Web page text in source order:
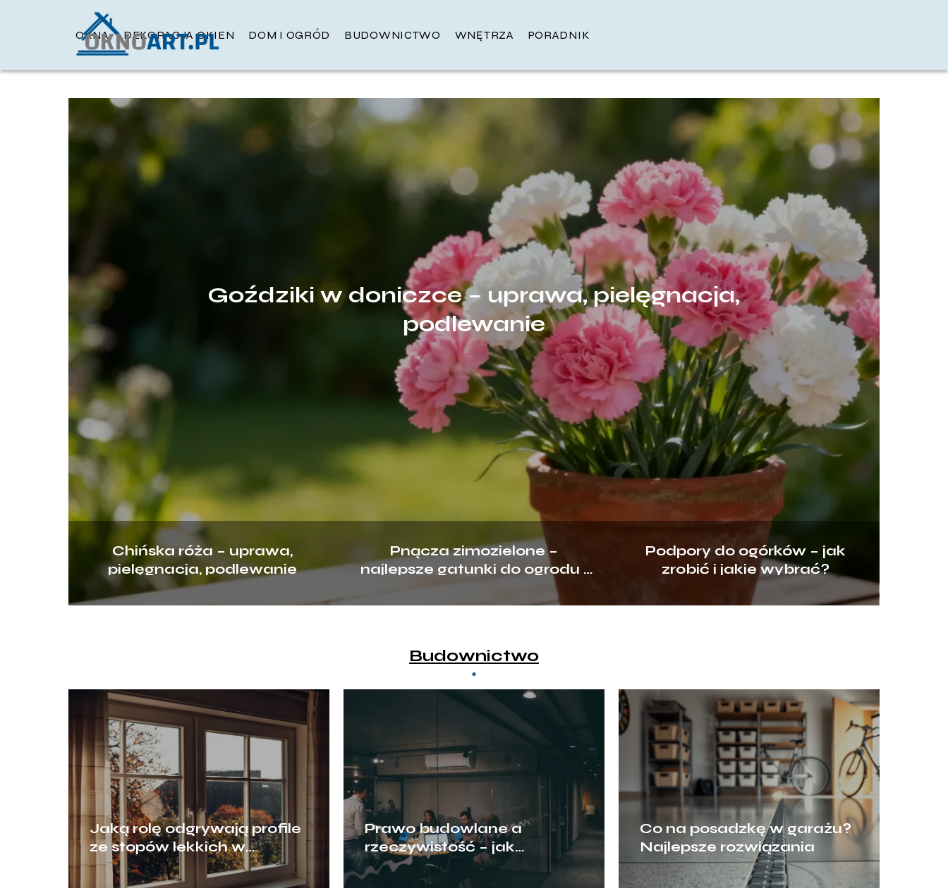
OKNA DEKORACJA OKIEN DOM I OGRÓD BUDOWNICTWO WNĘTRZA PORADNIK
Goździki w doniczce – uprawa, pielęgnacja,
podlewanie
Chińska róża – uprawa,
pielęgnacja, podlewanie
Pnącza zimozielone –
najlepsze gatunki do ogrodu i
na balkon
Podpory do ogórków – jak
zrobić i jakie wybrać?
Budownictwo
Jaką rolę odgrywają profile
ze stopów lekkich w
nowoczesnym
budownictwie?
Prawo budowlane a
rzeczywistość – jak
przegrody ogniowe chronią
biznes?
Co na posadzkę w garażu?
Najlepsze rozwiązania